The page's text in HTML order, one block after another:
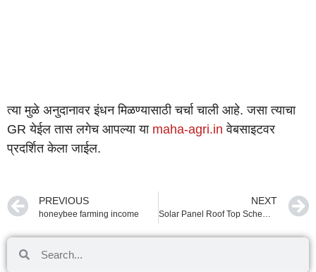
त्या मुळे अनुदानावर इंधन मिळण्यासाठी चर्चा चाली आहे. जसा त्याचा
GR येईल तास लगेच आपल्या या maha-agri.inवेबसाइटवर
प्रदर्शित केला जाईल.
PREVIOUS
honeybee farming income
NEXT